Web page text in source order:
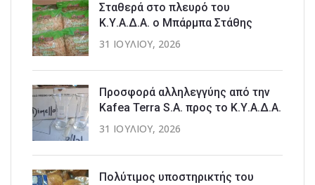
Σταθερά στο πλευρό του
Κ.Υ.Α.Δ.Α. ο Μπάρμπα Στάθης
31 ΙΟΥΛΊΟΥ, 2026
Προσφορά αλληλεγγύης από την
Kafea Terra S.A. προς το Κ.Υ.Α.Δ.Α.
31 ΙΟΥΛΊΟΥ, 2026
Πολύτιμος υποστηρικτής του